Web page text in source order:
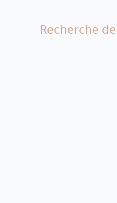
Recherche